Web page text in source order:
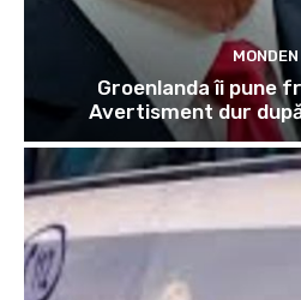
MONDEN
Groenlanda îi pune
Avertisment dur